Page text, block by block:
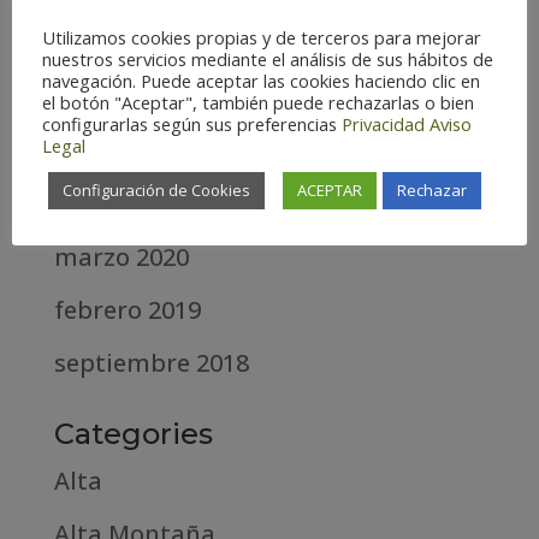
marzo 2021
febrero 2021
diciembre 2020
abril 2020
marzo 2020
febrero 2019
septiembre 2018
Categories
Alta
Utilizamos cookies propias y de terceros para mejorar
nuestros servicios mediante el análisis de sus hábitos de
navegación. Puede aceptar las cookies haciendo clic en
el botón "Aceptar", también puede rechazarlas o bien
configurarlas según sus preferencias Privacidad Aviso
Legal
Configuración de Cookies ACEPTAR Rechazar